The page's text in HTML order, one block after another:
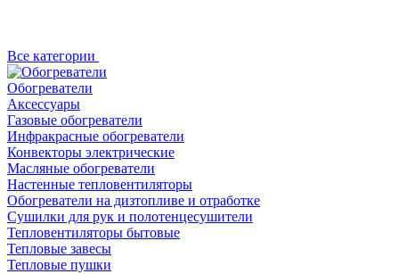
Все категории
Обогреватели
Аксессуары
Газовые обогреватели
Инфракрасные обогреватели
Конвекторы электрические
Масляные обогреватели
Настенные тепловентиляторы
Обогреватели на дизтопливе и отработке
Сушилки для рук и полотенцесушители
Тепловентиляторы бытовые
Тепловые завесы
Тепловые пушки